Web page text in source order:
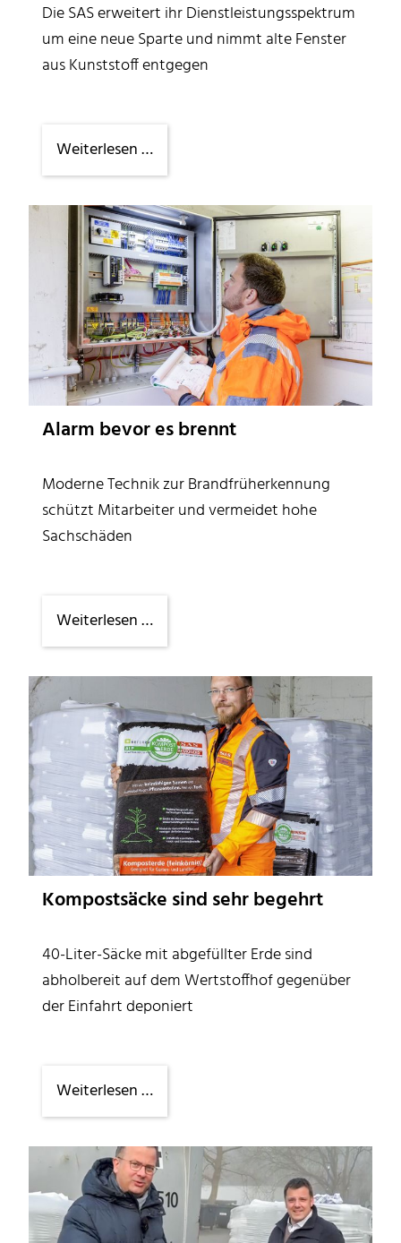
Die SAS erweitert ihr Dienstleistungsspektrum
um eine neue Sparte und nimmt alte Fenster
aus Kunststoff entgegen
Weiterlesen …Jetzt
auch
von
PVC-
Fenstern
Alarm bevor es brennt
Moderne Technik zur Brandfrüherkennung
schützt Mitarbeiter und vermeidet hohe
Sachschäden
Weiterlesen …Alarm
bevor
Kompostsäcke sind sehr begehrt
40-Liter-Säcke mit abgefüllter Erde sind
abholbereit auf dem Wertstoffhof gegenüber
der Einfahrt deponiert
Weiterlesen …Kompostsäcke
sind
begehrt